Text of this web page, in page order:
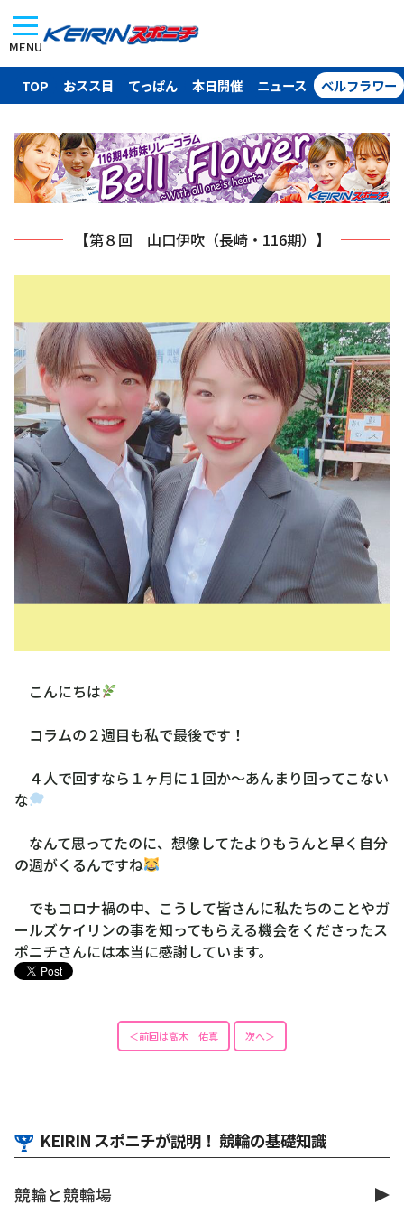
MENU
TOP おスス目 てっぱん 本日開催 ニュース ベルフラワー
【第８回 山口伊吹（長崎・116期）】
こんにちは
コラムの２週目も私で最後です！
４人で回すなら１ヶ月に１回か〜あんまり回ってこない
な
なんて思ってたのに、想像してたよりもうんと早く自分
の週がくるんですね
でもコロナ禍の中、こうして皆さんに私たちのことやガ
ールズケイリンの事を知ってもらえる機会をくださったス
ポニチさんには本当に感謝しています。
＜前回は高木 佑真 次へ＞
KEIRIN スポニチが説明！ 競輪の基礎知識
競輪と競輪場